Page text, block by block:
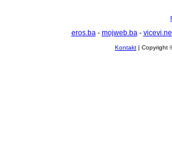
eros.ba- mojweb.ba-
Kontakt | Copyright